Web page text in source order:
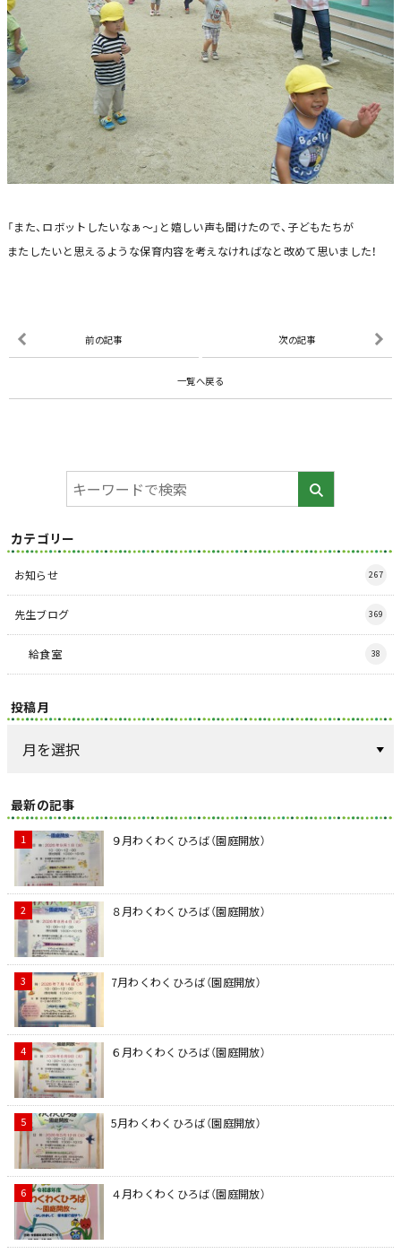
「また、ロボットしたいなぁ～」と嬉しい声も聞けたので、子どもたちが
またしたいと思えるような保育内容を考えなければなと改めて思いました！
前の記事 次の記事
一覧へ戻る
カテゴリー
お知らせ 267
先生ブログ 369
給食室 38
投稿月
最新の記事
９月わくわくひろば（園庭開放）
８月わくわくひろば（園庭開放）
7月わくわくひろば（園庭開放）
６月わくわくひろば（園庭開放）
5月わくわくひろば（園庭開放）
４月わくわくひろば（園庭開放）